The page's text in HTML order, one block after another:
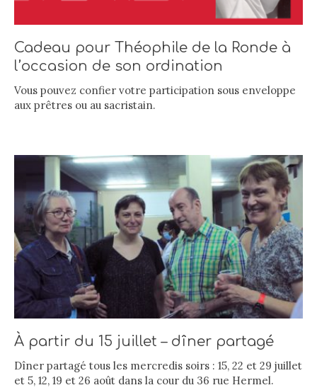
Cadeau pour Théophile de la Ronde à
l’occasion de son ordination
Vous pouvez confier votre participation sous enveloppe
aux prêtres ou au sacristain.
À partir du 15 juillet – dîner partagé
Dîner partagé tous les mercredis soirs : 15, 22 et 29 juillet
et 5, 12, 19 et 26 août dans la cour du 36 rue Hermel.